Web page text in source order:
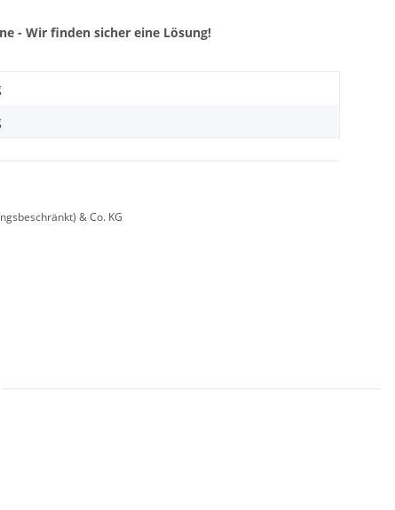
- Wir finden sicher eine Lösung!
& Co. KG